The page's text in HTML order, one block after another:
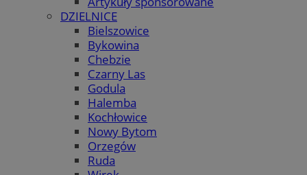
DZIELNICE
Bielszowice
Bykowina
Chebzie
Czarny Las
Godula
Halemba
Kochłowice
Nowy Bytom
Orzegów
Ruda